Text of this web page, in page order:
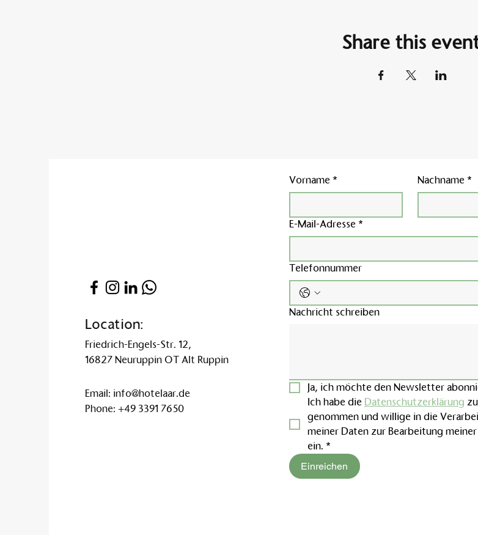
Share this
Location:
Friedrich-Engels-Str. 12,
16827 Neuruppin OT Alt Ruppin
Email: info@hotelaar.de
Phone: +49 3391 7650
Vorname * Nachname *
E-Mail-Adresse *
Telefonnummer
Nachricht schreiben
Ja, ich möchte den Newsletter
Ich habe die Datenschutzerklärung
genommen und willige in die
meiner Daten zur Bearbeitung
ein. *
Einreichen